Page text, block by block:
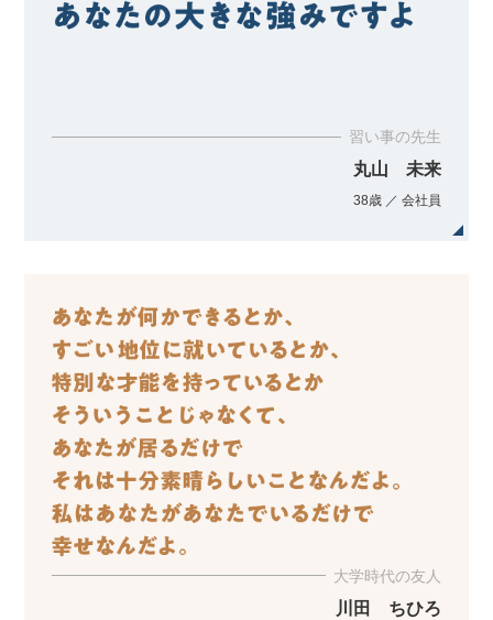
習い事の先生
丸山 未来
38歳 ／ 会社員
大学時代の友人
川田 ちひろ